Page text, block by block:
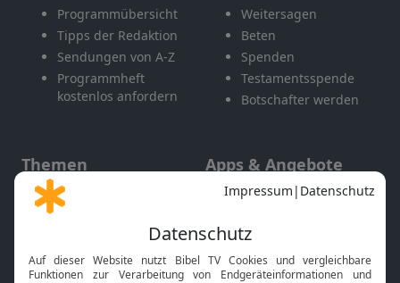
Programmübersicht
Tipps der Redaktion
Sendungen von A-Z
Programmheft
kostenlos anfordern
Weitersagen
Beten
Spenden
Testamentsspende
Botschafter werden
Themen
Gott und Bibel erklärt
Neuigkeiten
Apps & Angebote
Mobile App
Smart TV